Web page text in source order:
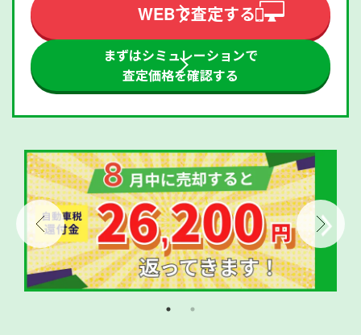
WEBで査定する
まずはシミュレーションで
査定価格を確認する